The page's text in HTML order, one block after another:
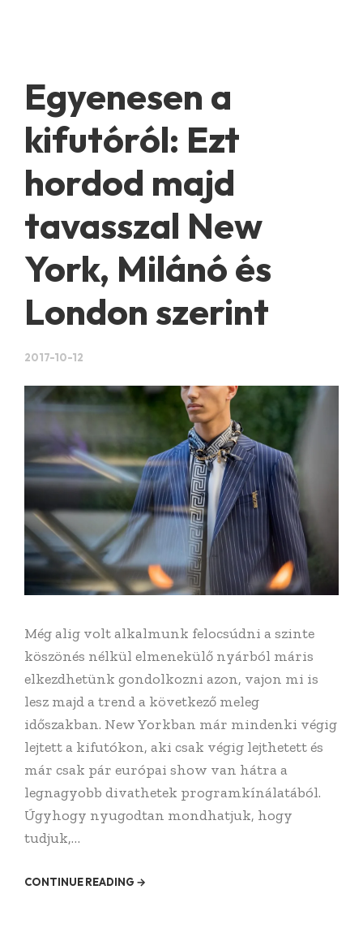
Egyenesen a
kifutóról: Ezt
hordod majd
tavasszal New
York, Milánó és
London szerint
2017-10-12
Még alig volt alkalmunk felocsúdni a szinte
köszönés nélkül elmenekülő nyárból máris
elkezdhetünk gondolkozni azon, vajon mi is
lesz majd a trend a következő meleg
időszakban. New Yorkban már mindenki végig
lejtett a kifutókon, aki csak végig lejthetett és
már csak pár európai show van hátra a
legnagyobb divathetek programkínálatából.
Úgyhogy nyugodtan mondhatjuk, hogy
tudjuk,…
CONTINUE READING →